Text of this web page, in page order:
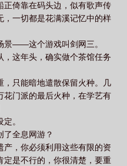
正倚靠在码头边，似有歌声传
，一切都是花满溪记忆中的样
景——这个游戏叫剑网三。
这年头，确实做个茶馆任务
，只能暗地遣散保留火种。几
花门派的最后火种，在学艺有
。
了全息网游？
产，你必须利用这些有限的资
定是不行的，你很清楚，要重